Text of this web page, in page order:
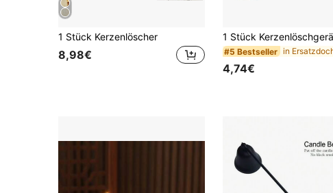
1 Stück Kerzenlöscher
8,98€ #5 Bestseller
4,74€